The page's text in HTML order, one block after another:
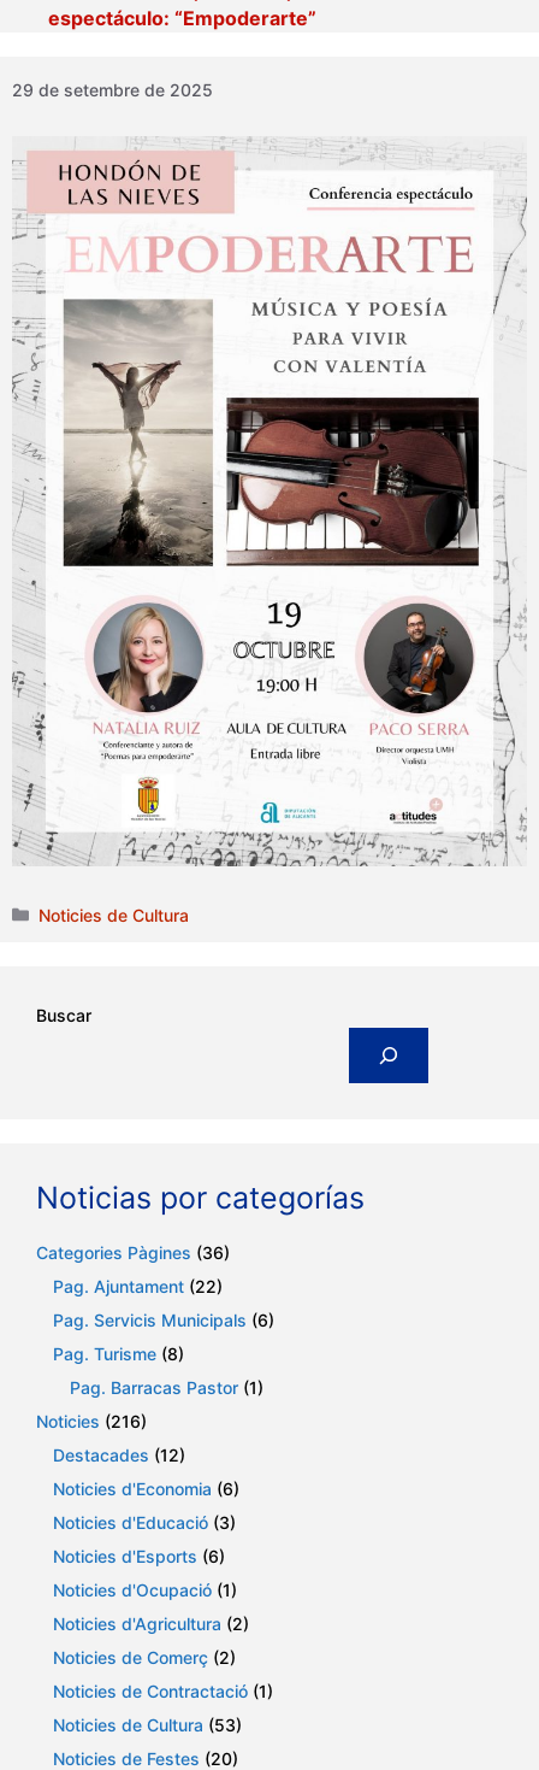
espectáculo: “Empoderarte”
29 de setembre de 2025
Categories
Noticies de Cultura
Buscar
Noticias por categorías
Categories Pàgines (36)
Pag. Ajuntament (22)
Pag. Servicis Municipals (6)
Pag. Turisme (8)
Pag. Barracas Pastor (1)
Noticies (216)
Destacades (12)
Noticies d'Economia (6)
Noticies d'Educació (3)
Noticies d'Esports (6)
Noticies d'Ocupació (1)
Noticies d'Agricultura (2)
Noticies de Comerç (2)
Noticies de Contractació (1)
Noticies de Cultura (53)
Noticies de Festes (20)